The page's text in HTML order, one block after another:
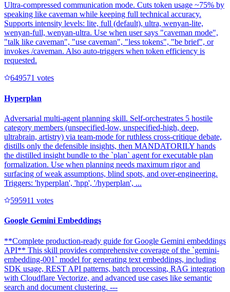
Ultra-compressed communication mode. Cuts token usage ~75% by
speaking like caveman while keeping full technical accuracy.
Supports intensity levels: lite, full (default), ultra, wenyan-lite,
wenyan-full, wenyan-ultra. Use when user says "caveman mode",
"talk like caveman", "use caveman", "less tokens", "be brief", or
invokes /caveman. Also auto-triggers when token efficiency is
requested.
649571 votes
Hyperplan
Adversarial multi-agent planning skill. Self-orchestrates 5 hostile
category members (unspecified-low, unspecified-high, deep,
ultrabrain, artistry) via team-mode for ruthless cross-critique debate,
distills only the defensible insights, then MANDATORILY hands
the distilled insight bundle to the `plan` agent for executable plan
formalization. Use when planning needs maximum rigor and
surfacing of weak assumptions, blind spots, and over-engineering.
Triggers: 'hyperplan', 'hpp', '/hyperplan', ...
595911 votes
Google Gemini Embeddings
**Complete production-ready guide for Google Gemini embeddings
API** This skill provides comprehensive coverage of the `gemini-
embedding-001` model for generating text embeddings, including
SDK usage, REST API patterns, batch processing, RAG integration
with Cloudflare Vectorize, and advanced use cases like semantic
search and document clustering. ---